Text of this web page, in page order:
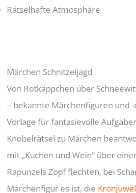
Rätselhafte Atmosphäre
Märchen Schnitzeljagd
Von Rotkäppchen über
– bekannte Märchenfiguren und
Vorlage für fantasievolle
Knobelrätsel zu Märchen
mit „Kuchen und Wein“ über
Rapunzels Zopf flechten, bei
Märchenfigur es ist, die